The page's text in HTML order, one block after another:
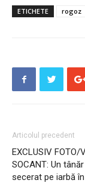
ETICHETE rogoz
Articolul precedent
EXCLUSIV FOTO/
SOCANT: Un
secerat pe iarbă